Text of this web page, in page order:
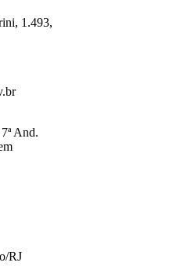
1.493,
And.
RJ